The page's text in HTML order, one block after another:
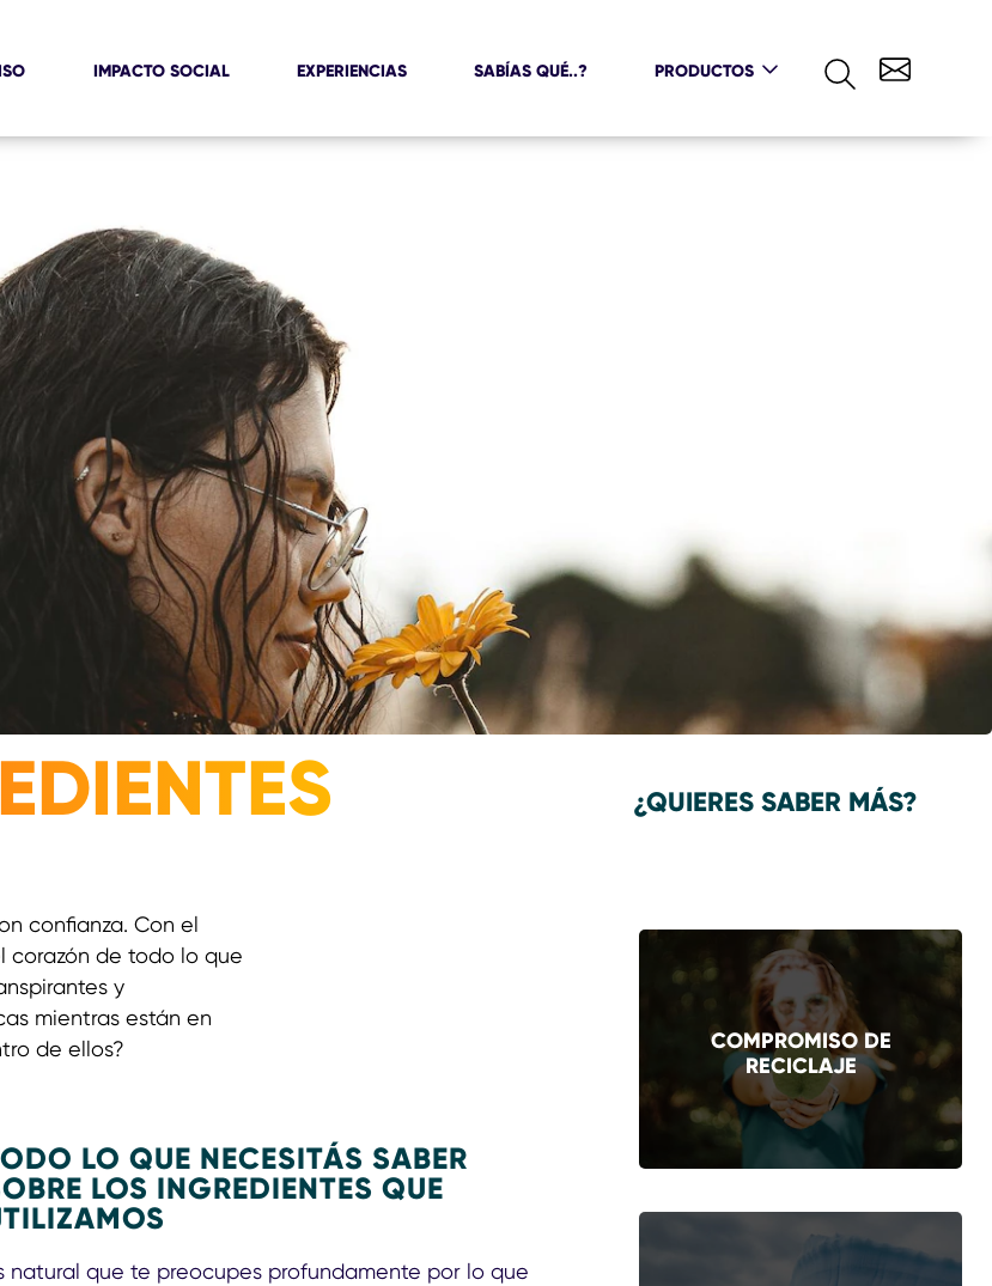
IMPACTO SOCIAL EXPERIENCIAS SABÍAS QUÉ..? PRODUCTOS
confianza. Con el
corazón de todo lo que
y
mientras están en
de ellos?
LO QUE NECESITÁS SABER
LOS INGREDIENTES QUE
natural que te preocupes profundamente por lo que
¿QUIERES SABER MÁS?
COMPROMISO DE
RECICLAJE